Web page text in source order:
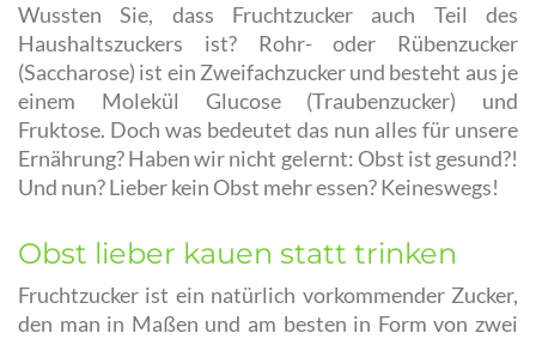
Wussten Sie, dass Fruchtzucker auch Teil des
Haushaltszuckers ist? Rohr- oder Rübenzucker
(Saccharose) ist ein Zweifachzucker und besteht aus je
einem Molekül Glucose (Traubenzucker) und
Fruktose. Doch was bedeutet das nun alles für unsere
Ernährung? Haben wir nicht gelernt: Obst ist gesund?!
Und nun? Lieber kein Obst mehr essen? Keineswegs!
Obst lieber kauen statt trinken
Fruchtzucker ist ein natürlich vorkommender Zucker,
den man in Maßen und am besten in Form von zwei